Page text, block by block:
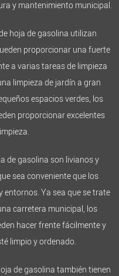
y mantenimiento municipal.
hoja de gasolina utilizan
proporcionar una fuerte
a varias tareas de limpieza
limpieza de jardín a gran
espacios verdes, los
proporcionar excelentes
de gasolina son livianos y
sea conveniente que los
entornos. Ya sea que se trate
carretera municipal, los
hacer frente fácilmente y
limpio y ordenado.
de gasolina también tienen